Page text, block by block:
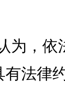
为，依
有法律